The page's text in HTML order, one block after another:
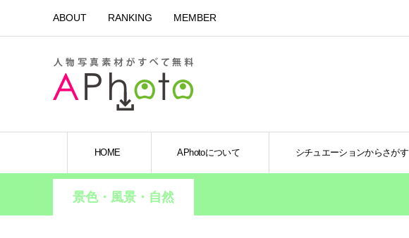
ABOUT RANKING MEMBER
HOME APhotoについて シチュエーションからさがす
景色・風景・自然